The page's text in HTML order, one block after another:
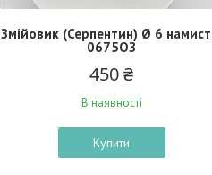
Змійовик (Серпентин) Ø 6
0675ОЗ
450 ₴
В наявності
Купити